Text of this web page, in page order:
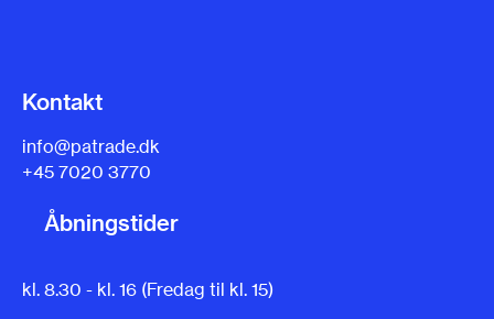
Kontakt
info@patrade.dk
+45 7020 3770
Åbningstider
kl. 8.30 - kl. 16 (Fredag til kl. 15)